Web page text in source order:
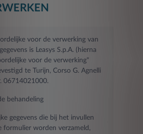
voor de verwerking van
is Leasys S.p.A. (hierna
voor de verwerking"
te Turijn, Corso G. Agnelli
06714021000.
behandeling
gegevens die bij het invullen
formulier worden verzameld,